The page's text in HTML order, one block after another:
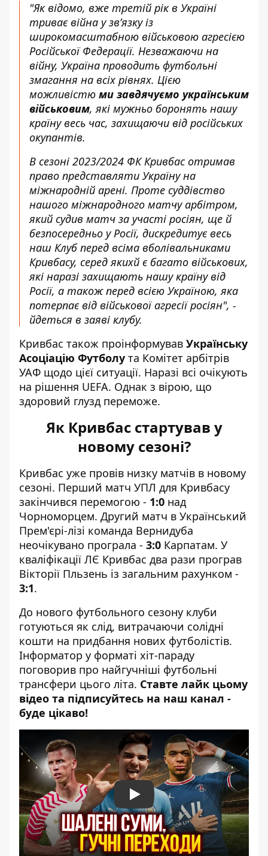
"Як відомо, вже третій рік в Україні
триває війна у зв’язку із
широкомасштабною військовою агресією
Російської Федерації. Незважаючи на
війну, Україна проводить футбольні
змагання на всіх рівнях. Цією
можливістю ми завдячуємо українським
військовим, які мужньо боронять нашу
країну весь час, захищаючи від російських
окупантів.
В сезоні 2023/2024 ФК Кривбас отримав
право представляти Україну на
міжнародній арені. Проте суддівство
нашого міжнародного матчу арбітром,
який судив матч за участі росіян, ще й
безпосередньо у Росії, дискредитує весь
наш Клуб перед всіма вболівальниками
Кривбасу, серед якихй є багато військових,
які наразі захищають нашу країну від
Росії, а також перед всією Україною, яка
потерпає від військової агресії росіян", -
йдеться в заяві клубу.
Кривбас також проінформував Українську
Асоціацію Футболу та Комітет арбітрів
УАФ щодо цієї ситуації. Наразі всі очікують
на рішення UEFA. Однак з вірою, що
здоровий глузд переможе.
Як Кривбас стартував у
новому сезоні?
Кривбас уже провів низку матчів в новому
сезоні. Перший матч УПЛ для Кривбасу
закінчився перемогою - 1:0 над
Чорноморцем. Другий матч в Український
Прем'єрі-лізі команда Вернидуба
неочікувано програла - 3:0 Карпатам. У
кваліфікації ЛЄ Кривбас два рази програв
Вікторії Пльзень із загальним рахунком -
3:1.
До нового футбольного сезону клуби
готуються як слід, витрачаючи солідні
кошти на придбання нових футболістів.
Інформатор у форматі хіт-параду
поговорив про найгучніші футбольні
трансфери цього літа. Ставте лайк цьому
відео та підписуйтесь на наш канал -
буде цікаво!
Play